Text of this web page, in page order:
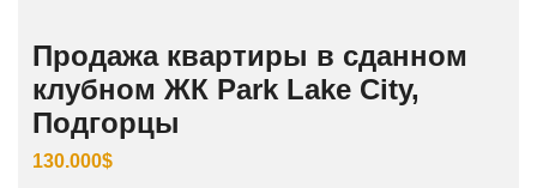
Продажа квартиры в сданном
клубном ЖК Park Lake City,
Подгорцы
130.000$